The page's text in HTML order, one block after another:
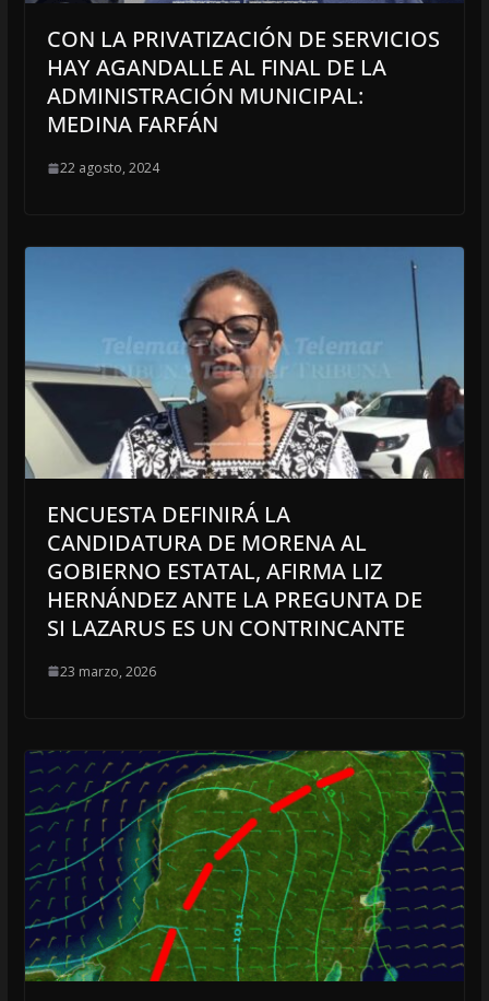
CON LA PRIVATIZACIÓN DE SERVICIOS
HAY AGANDALLE AL FINAL DE LA
ADMINISTRACIÓN MUNICIPAL:
MEDINA FARFÁN
22 agosto, 2024
ENCUESTA DEFINIRÁ LA
CANDIDATURA DE MORENA AL
GOBIERNO ESTATAL, AFIRMA LIZ
HERNÁNDEZ ANTE LA PREGUNTA DE
SI LAZARUS ES UN CONTRINCANTE
23 marzo, 2026